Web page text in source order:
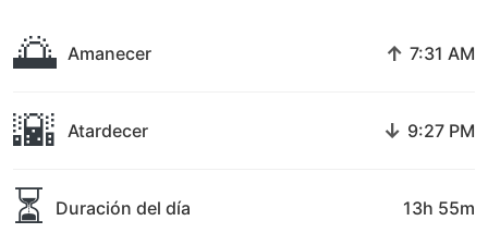
🌅 Amanecer ↑ 7:31 AM
🌇 Atardecer ↓ 9:27 PM
⏳ Duración del día 13h 55m